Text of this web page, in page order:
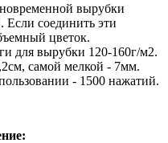
вырубки
Если соединить эти
цветок.
для вырубки 120-160г/м2.
самой мелкой - 7мм.
- 1500 нажатий.